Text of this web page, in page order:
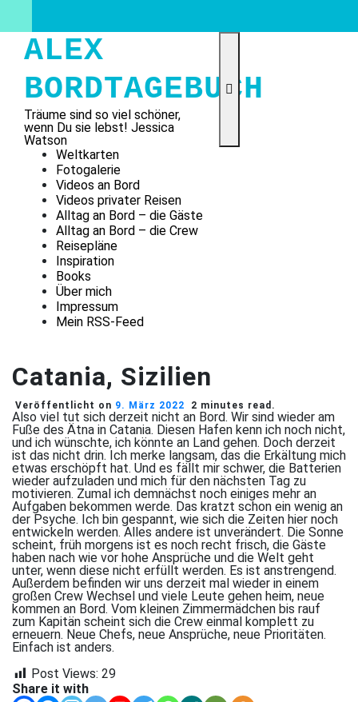
content
ALEX
BORDTAGEBUCH
Träume sind so viel schöner,
wenn Du sie lebst! Jessica
Watson
Weltkarten
Fotogalerie
Videos an Bord
Videos privater Reisen
Alltag an Bord – die Gäste
Alltag an Bord – die Crew
Reisepläne
Inspiration
Books
Über mich
Impressum
Mein RSS-Feed
Catania, Sizilien
Veröffentlicht on 9. März 2022 2 minutes read.
Also viel tut sich derzeit nicht an Bord. Wir sind wieder am
Fuße des Ätna in Catania. Diesen Hafen kenn ich noch nicht,
und ich wünschte, ich könnte an Land gehen. Doch derzeit
ist das nicht drin. Ich merke langsam, das die Erkältung mich
etwas erschöpft hat. Und es fällt mir schwer, die Batterien
wieder aufzuladen und mich für den nächsten Tag zu
motivieren. Zumal ich demnächst noch einiges mehr an
Aufgaben bekommen werde. Das kratzt schon ein wenig an
der Psyche. Ich bin gespannt, wie sich die Zeiten hier noch
entwickeln werden. Alles andere ist unverändert. Die Sonne
scheint, früh morgens ist es noch recht frisch, die Gäste
haben nach wie vor hohe Ansprüche und die Welt geht
unter, wenn diese nicht erfüllt werden. Es ist anstrengend.
Außerdem befinden wir uns derzeit mal wieder in einem
großen Crew Wechsel und viele Leute gehen heim, neue
kommen an Bord. Vom kleinen Zimmermädchen bis rauf
zum Kapitän scheint sich die Crew einmal komplett zu
erneuern. Neue Chefs, neue Ansprüche, neue Prioritäten.
Einfach ist anders.
Post Views: 29
Share it with